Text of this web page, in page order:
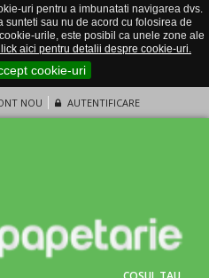
uri pentru a imbunatati navigarea dvs.
sunteti sau nu de acord cu folosirea de
urile, este posibil ca unele zone ale
aici pentru detalii despre cookie-uri.
cookie-uri
NOU AUTENTIFICARE